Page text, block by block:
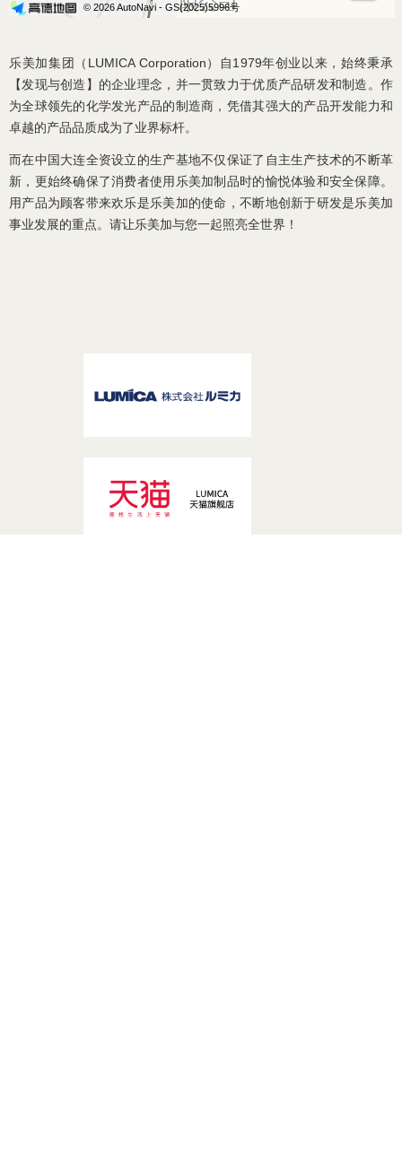
乐美加集团（LUMICA Corporation）自1979年创业以来，始终秉承
【发现与创造】的企业理念，并一贯致力于优质产品研发和制造。作
为全球领先的化学发光产品的制造商，凭借其强大的产品开发能力和
卓越的产品品质成为了业界标杆。
而在中国大连全资设立的生产基地不仅保证了自主生产技术的不断革
新，更始终确保了消费者使用乐美加制品时的愉悦体验和安全保障。
用产品为顾客带来欢乐是乐美加的使命，不断地创新于研发是乐美加
事业发展的重点。请让乐美加与您一起照亮全世界！